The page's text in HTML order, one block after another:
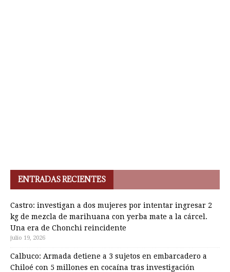
ENTRADAS RECIENTES
Castro: investigan a dos mujeres por intentar ingresar 2
kg de mezcla de marihuana con yerba mate a la cárcel.
Una era de Chonchi reincidente
julio 19, 2026
Calbuco: Armada detiene a 3 sujetos en embarcadero a
Chiloé con 5 millones en cocaína tras investigación